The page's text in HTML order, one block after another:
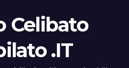
Celibato
.IT